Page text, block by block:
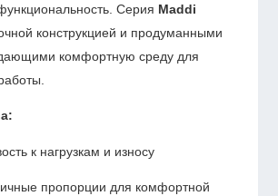
Серия Maddi
конструкцией и продуманными
комфортную среду для
к нагрузкам и износу
пропорции для комфортной